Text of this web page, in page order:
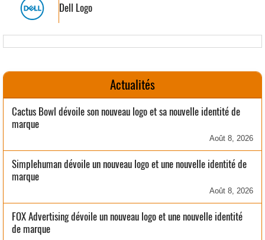
Dell Logo
Actualités
Cactus Bowl dévoile son nouveau logo et sa nouvelle identité de
marque
Août 8, 2026
Simplehuman dévoile un nouveau logo et une nouvelle identité de
marque
Août 8, 2026
FOX Advertising dévoile un nouveau logo et une nouvelle identité
de marque